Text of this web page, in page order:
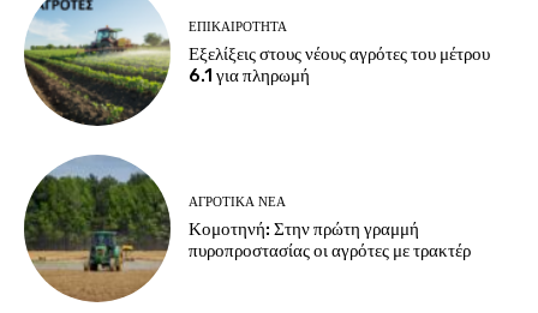
ΕΠΙΚΑΙΡΌΤΗΤΑ
Εξελίξεις στους νέους αγρότες του μέτρου
6.1 για πληρωμή
ΑΓΡΟΤΙΚΆ ΝΈΑ
Κομοτηνή: Στην πρώτη γραμμή
πυροπροστασίας οι αγρότες με τρακτέρ